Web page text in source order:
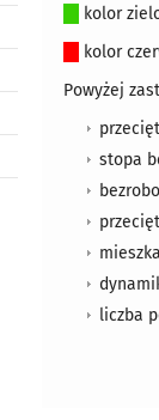
kolor
kolor
Powyżej
stopa
liczba